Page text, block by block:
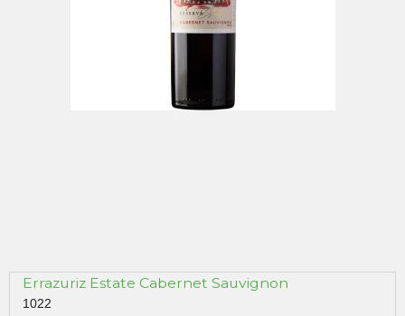
Errazuriz Estate Cabernet Sauvignon
1022